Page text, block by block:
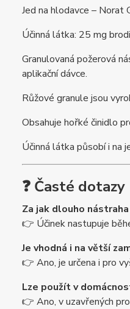
Jed na hlodavce – Norat
Účinná látka: 25 mg
Granulovaná požerová
aplikační dávce.
Růžové granule jsou
Obsahuje hořké činidlo
Účinná látka působí i na
❓ Časté dotazy
Za jak dlouho
👉 Účinek nastupuje
Je vhodná i na větší
👉 Ano, je určena i pro
Lze použít v
👉 Ano, v uzavřených